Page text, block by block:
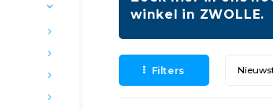
winkel in ZWOLLE.
Filters